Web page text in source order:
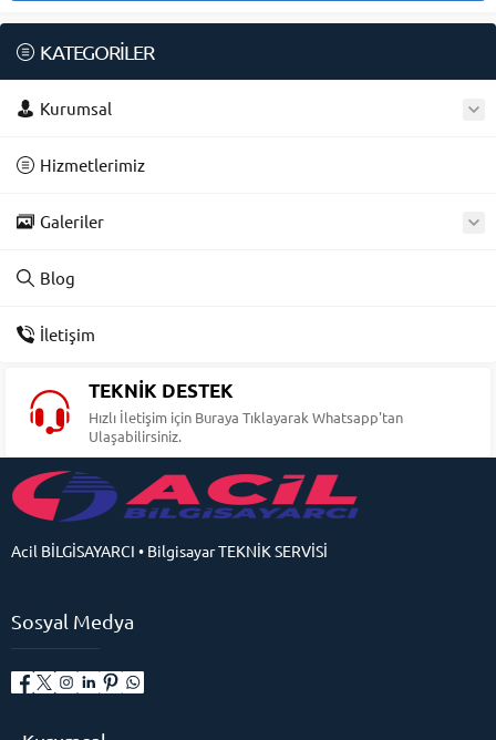
KATEGORİLER
Kurumsal
Hizmetlerimiz
Galeriler
Blog
İletişim
TEKNİK DESTEK
Hızlı İletişim için Buraya Tıklayarak Whatsapp'tan
Ulaşabilirsiniz.
Acil BİLGİSAYARCI • Bilgisayar TEKNİK SERVİSİ
Sosyal Medya